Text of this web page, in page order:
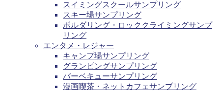
スイミングスクールサンプリング
スキー場サンプリング
ボルダリング・ロッククライミングサンプ
リング
エンタメ・レジャー
キャンプ場サンプリング
グランピングサンプリング
バーベキューサンプリング
漫画喫茶・ネットカフェサンプリング